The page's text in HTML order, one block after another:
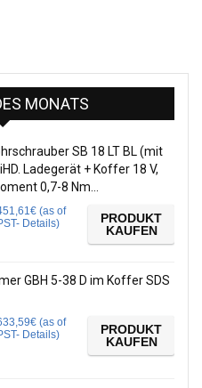
MONATS
SB 18 LT BL (mit
Ladegerät + Koffer 18 V,
0,7-8 Nm…
€ (as of
Details)
PRODUKT
KAUFEN
GBH 5-38 D im Koffer SDS
€ (as of
Details)
PRODUKT
KAUFEN